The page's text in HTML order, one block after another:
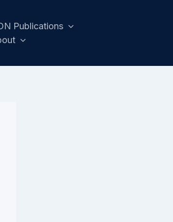
Publications